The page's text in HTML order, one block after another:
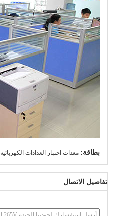
بطاقة: معدات اختبار العدادات الكهربائية
تفاصيل الاتصال